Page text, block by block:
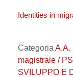
Identities in
Categoria A.A.
magistrale /
SVILUPPO E